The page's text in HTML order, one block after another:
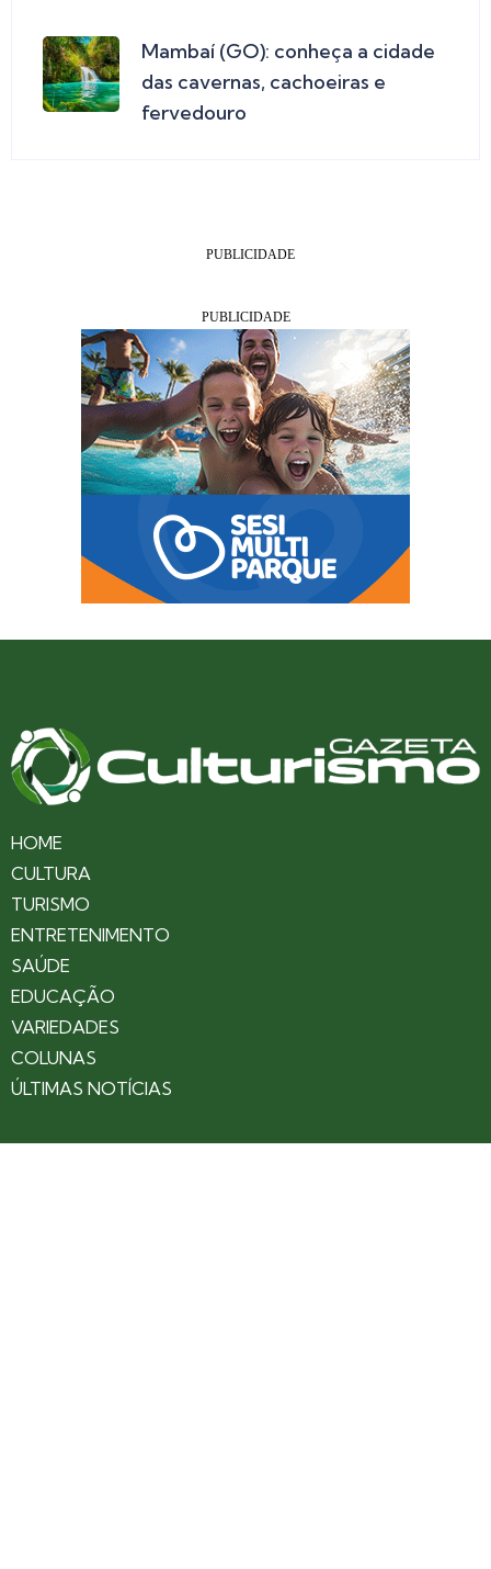
Mambaí (GO): conheça a cidade
das cavernas, cachoeiras e
fervedouro
HOME
CULTURA
TURISMO
ENTRETENIMENTO
SAÚDE
EDUCAÇÃO
VARIEDADES
COLUNAS
ÚLTIMAS NOTÍCIAS